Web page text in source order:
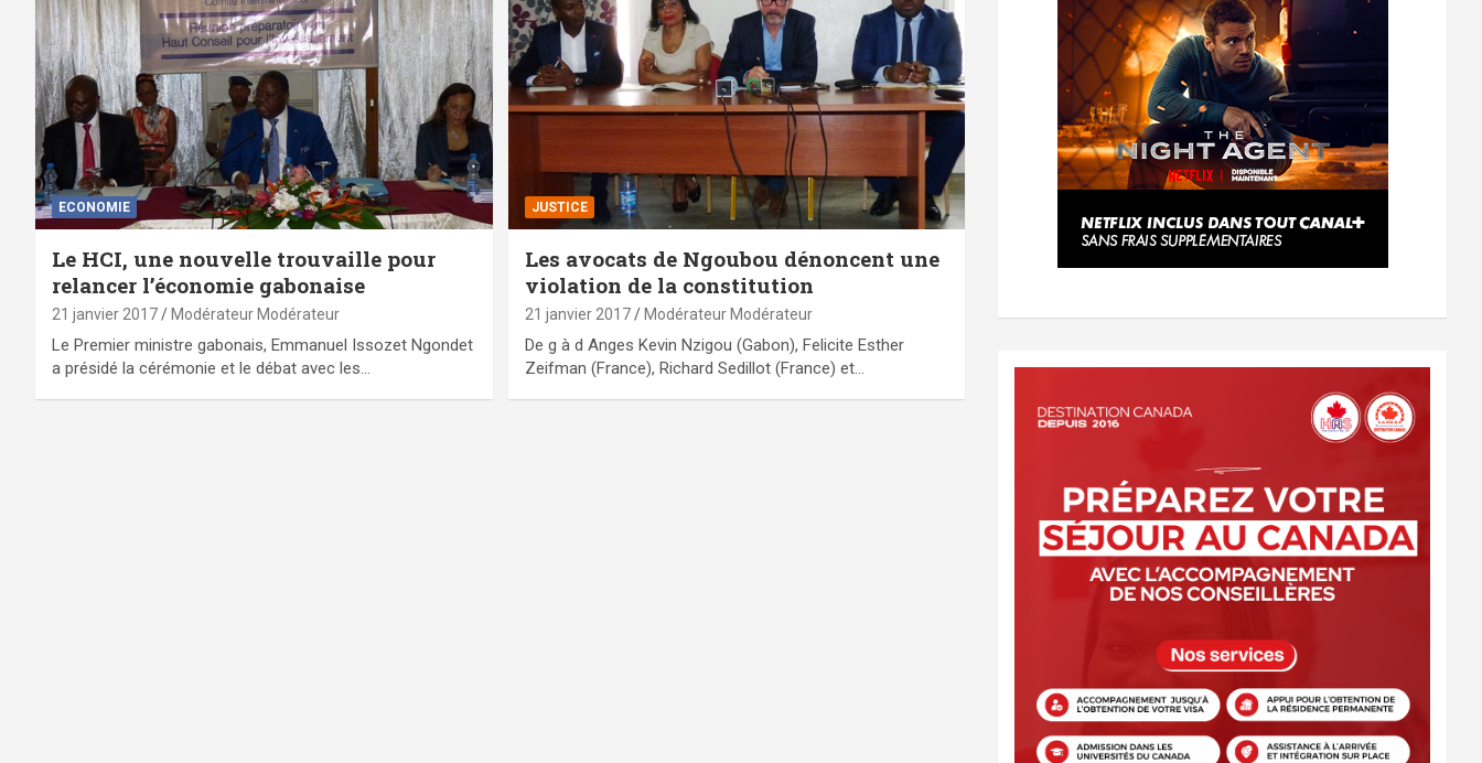
ECONOMIE
Le HCI, une nouvelle trouvaille pour
relancer l’économie gabonaise
21 janvier 2017 Modérateur Modérateur
Le Premier ministre gabonais, Emmanuel Issozet Ngondet
a présidé la cérémonie et le débat avec les…
JUSTICE
Les avocats de Ngoubou dénoncent une
violation de la constitution
21 janvier 2017 Modérateur Modérateur
De g à d Anges Kevin Nzigou (Gabon), Felicite Esther
Zeifman (France), Richard Sedillot (France) et…